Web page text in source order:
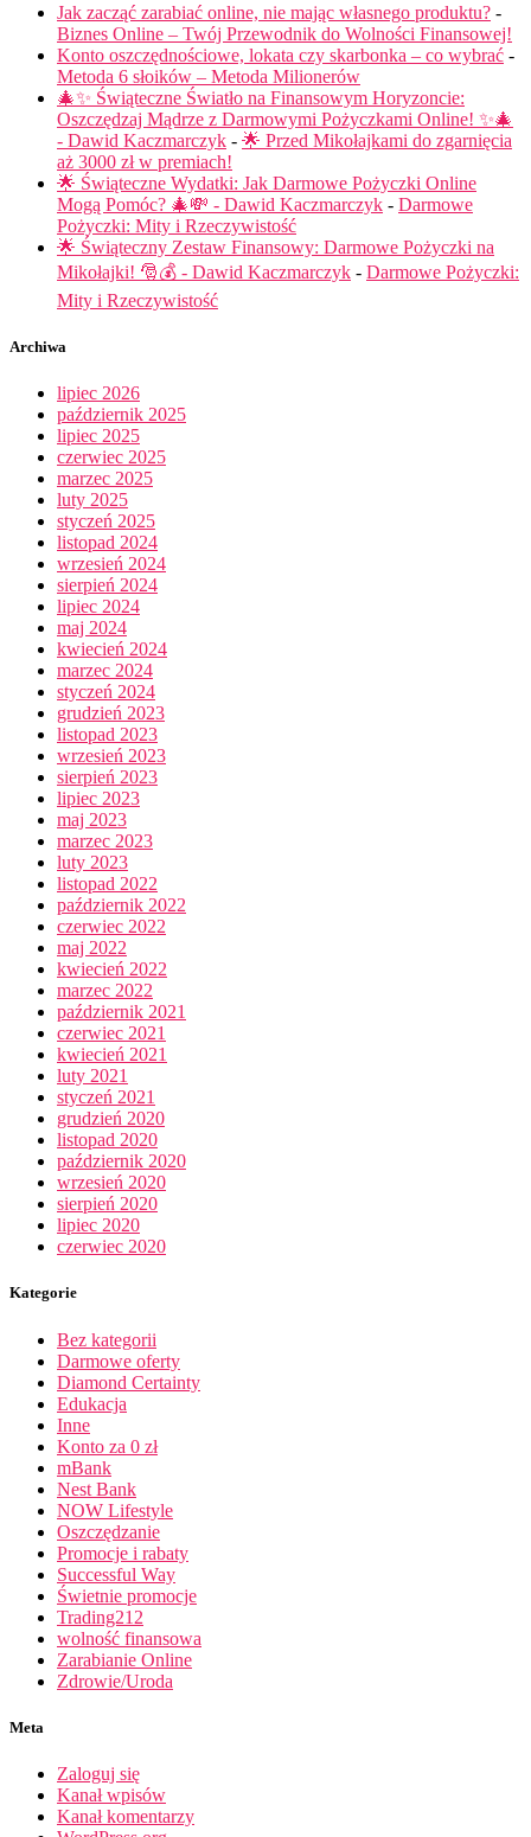
Jak zacząć zarabiać online, nie mając własnego produktu? -
Biznes Online – Twój Przewodnik do Wolności Finansowej!
Konto oszczędnościowe, lokata czy skarbonka – co wybrać -
Metoda 6 słoików – Metoda Milionerów
🎄✨ Świąteczne Światło na Finansowym Horyzoncie:
Oszczędzaj Mądrze z Darmowymi Pożyczkami Online! ✨🎄
- Dawid Kaczmarczyk - 🌟 Przed Mikołajkami do zgarnięcia
aż 3000 zł w premiach!
🌟 Świąteczne Wydatki: Jak Darmowe Pożyczki Online
Mogą Pomóc? 🎄💸 - Dawid Kaczmarczyk - Darmowe
Pożyczki: Mity i Rzeczywistość
🌟 Świąteczny Zestaw Finansowy: Darmowe Pożyczki na
Mikołajki! 🎅💰 - Dawid Kaczmarczyk - Darmowe Pożyczki:
Mity i Rzeczywistość
Archiwa
lipiec 2026
październik 2025
lipiec 2025
czerwiec 2025
marzec 2025
luty 2025
styczeń 2025
listopad 2024
wrzesień 2024
sierpień 2024
lipiec 2024
maj 2024
kwiecień 2024
marzec 2024
styczeń 2024
grudzień 2023
listopad 2023
wrzesień 2023
sierpień 2023
lipiec 2023
maj 2023
marzec 2023
luty 2023
listopad 2022
październik 2022
czerwiec 2022
maj 2022
kwiecień 2022
marzec 2022
październik 2021
czerwiec 2021
kwiecień 2021
luty 2021
styczeń 2021
grudzień 2020
listopad 2020
październik 2020
wrzesień 2020
sierpień 2020
lipiec 2020
czerwiec 2020
Kategorie
Bez kategorii
Darmowe oferty
Diamond Certainty
Edukacja
Inne
Konto za 0 zł
mBank
Nest Bank
NOW Lifestyle
Oszczędzanie
Promocje i rabaty
Successful Way
Świetnie promocje
Trading212
wolność finansowa
Zarabianie Online
Zdrowie/Uroda
Meta
Zaloguj się
Kanał wpisów
Kanał komentarzy